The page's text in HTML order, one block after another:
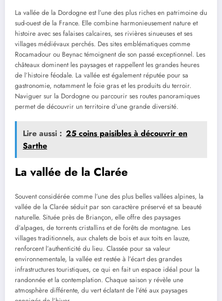
La vallée de la Dordogne est l’une des plus riches en patrimoine du
sud-ouest de la France. Elle combine harmonieusement nature et
histoire avec ses falaises calcaires, ses rivières sinueuses et ses
villages médiévaux perchés. Des sites emblématiques comme
Rocamadour ou Beynac témoignent de son passé exceptionnel. Les
châteaux dominent les paysages et rappellent les grandes heures
de l’histoire féodale. La vallée est également réputée pour sa
gastronomie, notamment le foie gras et les produits du terroir.
Naviguer sur la Dordogne ou parcourir ses routes panoramiques
permet de découvrir un territoire d’une grande diversité.
Lire aussi : 25 coins paisibles à découvrir en
Sarthe
La vallée de la Clarée
Souvent considérée comme l’une des plus belles vallées alpines, la
vallée de la Clarée séduit par son caractère préservé et sa beauté
naturelle. Située près de Briançon, elle offre des paysages
d’alpages, de torrents cristallins et de forêts de montagne. Les
villages traditionnels, aux chalets de bois et aux toits en lauze,
renforcent l’authenticité du lieu. Classée pour sa valeur
environnementale, la vallée est restée à l’écart des grandes
infrastructures touristiques, ce qui en fait un espace idéal pour la
randonnée et la contemplation. Chaque saison y révèle une
atmosphère différente, du vert éclatant de l’été aux paysages